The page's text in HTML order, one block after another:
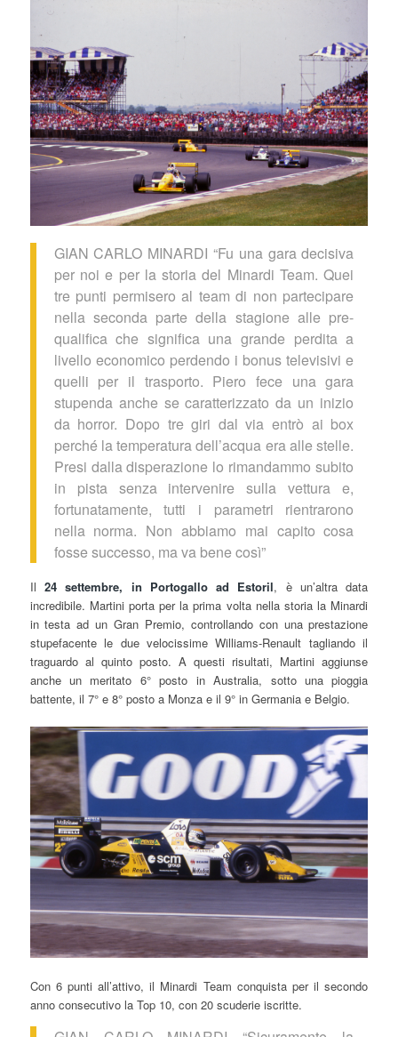
GIAN CARLO MINARDI “Fu una gara decisiva
per noi e per la storia del Minardi Team. Quei
tre punti permisero al team di non partecipare
nella seconda parte della stagione alle pre-
qualifica che significa una grande perdita a
livello economico perdendo i bonus televisivi e
quelli per il trasporto. Piero fece una gara
stupenda anche se caratterizzato da un inizio
da horror. Dopo tre giri dal via entrò ai box
perché la temperatura dell’acqua era alle stelle.
Presi dalla disperazione lo rimandammo subito
in pista senza intervenire sulla vettura e,
fortunatamente, tutti i parametri rientrarono
nella norma. Non abbiamo mai capito cosa
fosse successo, ma va bene così”
Il 24 settembre, in Portogallo ad Estoril, è un’altra data
incredibile. Martini porta per la prima volta nella storia la Minardi
in testa ad un Gran Premio, controllando con una prestazione
stupefacente le due velocissime Williams-Renault tagliando il
traguardo al quinto posto. A questi risultati, Martini aggiunse
anche un meritato 6° posto in Australia, sotto una pioggia
battente, il 7° e 8° posto a Monza e il 9° in Germania e Belgio.
Con 6 punti all’attivo, il Minardi Team conquista per il secondo
anno consecutivo la Top 10, con 20 scuderie iscritte.